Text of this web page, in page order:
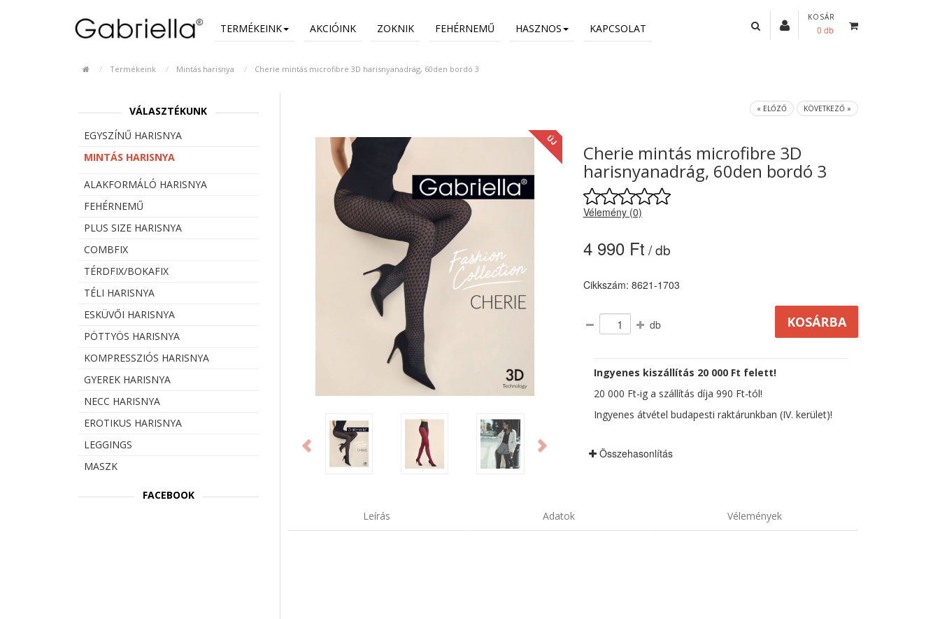
TERMÉKEINK AKCIÓINK ZOKNIK FEHÉRNEMŰ HASZNOS KAPCSOLAT
KOSÁR
0 db
Termékeink Mintás harisnya Cherie mintás microfibre 3D harisnyanadrág, 60den bordó 3
VÁLASZTÉKUNK
EGYSZÍNŰ HARISNYA
MINTÁS HARISNYA
ALAKFORMÁLÓ HARISNYA
FEHÉRNEMŰ
PLUS SIZE HARISNYA
COMBFIX
TÉRDFIX/BOKAFIX
TÉLI HARISNYA
ESKÜVŐI HARISNYA
PÖTTYÖS HARISNYA
KOMPRESSZIÓS HARISNYA
GYEREK HARISNYA
NECC HARISNYA
EROTIKUS HARISNYA
LEGGINGS
MASZK
FACEBOOK
« ELŐZŐ KÖVETKEZŐ »
ÚJ
Previous
Cherie mintás microfibre 3D
harisnyanadrág, 60den bordó 3
Vélemény (0)
4 990 Ft / db
Cikkszám: 8621-1703
db
Ingyenes kiszállítás 20 000 Ft felett!
20 000 Ft-ig a szállítás díja 990 Ft-tól!
Ingyenes átvétel budapesti raktárunkban (IV. kerület)!
Összehasonlítás
Leírás Adatok Vélemények